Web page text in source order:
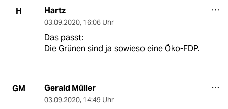
H Hartz
03.09.2020, 16:06 Uhr
Das passt:
Die Grünen sind ja sowieso eine Öko-FDP.
GM Gerald Müller
03.09.2020, 14:49 Uhr